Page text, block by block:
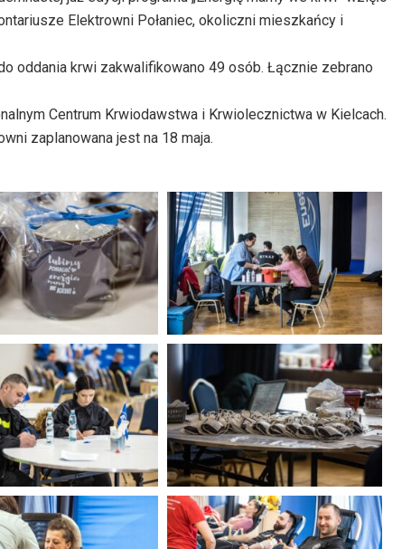
Elektrowni Połaniec, okoliczni mieszkańcy i
oddania krwi zakwalifikowano 49 osób. Łącznie zebrano
Centrum Krwiodawstwa i Krwiolecznictwa w Kielcach.
zaplanowana jest na 18 maja.